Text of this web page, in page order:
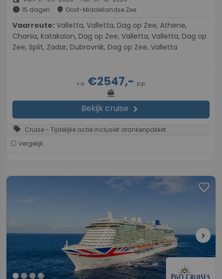
schedule 15 dagen place Oost-Middellandse Zee
Vaarroute:
Chania, Katakolon, Dag op Zee, Valletta, Valletta, Dag op
Zee, Split, Zadar, Dubrovnik, Dag op Zee, Valletta
v.a.€2547,- p.p.
directions_boat
Bekijk cruise chevron_right
sell Cruise - Tijdelijke actie inclusief drankenpakket
Vergelijk
favorite
chevron_right